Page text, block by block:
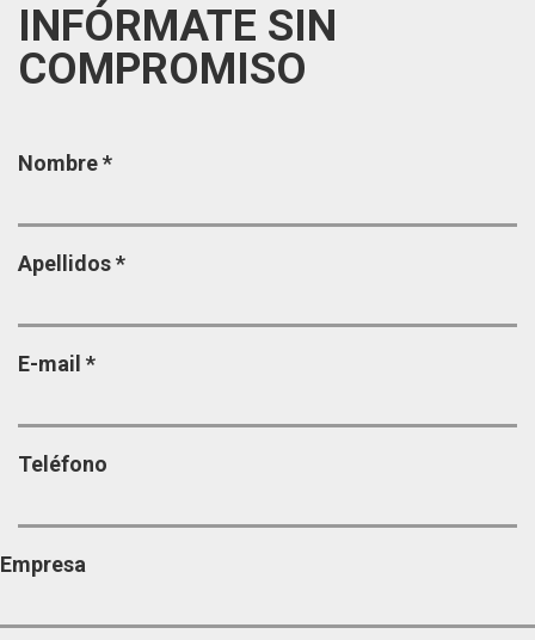
INFÓRMATE SIN
COMPROMISO
Nombre*
Apellidos*
E-mail *
Teléfono
Empresa